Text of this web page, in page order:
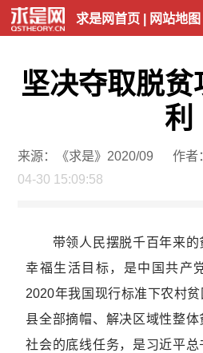
求是网首页| 网站地图
坚决夺取脱贫
利
来源：《求是》2020/09 作者
04-30 15:09:58
带领人民摆脱千百年来的
幸福生活目标，是中国共产
2020年我国现行标准下农村
县全部摘帽、解决区域性整
社会的底线任务，是习近平